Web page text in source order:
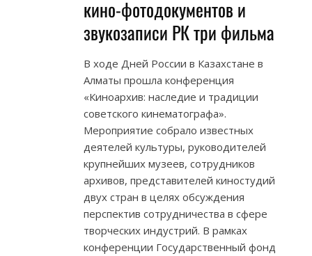
кино-фотодокументов и
звукозаписи РК три фильма
В ходе Дней России в Казахстане в
Алматы прошла конференция
«Киноархив: наследие и традиции
советского кинематографа».
Мероприятие собрало известных
деятелей культуры, руководителей
крупнейших музеев, сотрудников
архивов, представителей киностудий
двух стран в целях обсуждения
перспектив сотрудничества в сфере
творческих индустрий. В рамках
конференции Государственный фонд